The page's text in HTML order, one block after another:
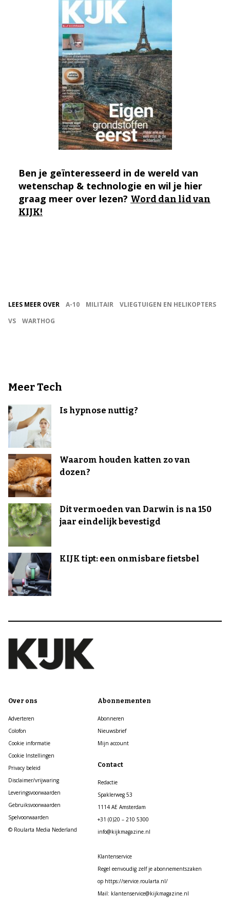
Ben je geïnteresseerd in de wereld van
wetenschap & technologie en wil je hier
graag meer over lezen? Word dan lid van
KIJK!
LEES MEER OVER A-10 MILITAIR
VLIEGTUIGEN EN HELIKOPTERS
VS
WARTHOG
Meer Tech
Is hypnose nuttig?
Waarom houden katten zo van
dozen?
Dit vermoeden van Darwin is na 150
jaar eindelijk bevestigd
KIJK tipt: een onmisbare fietsbel
Over ons
Adverteren
Colofon
Cookie informatie
Cookie Instellingen
Privacy beleid
Disclaimer/vrijwaring
Leveringsvoorwaarden
Gebruiksvoorwaarden
Spelvoorwaarden
© Roularta Media Nederland
Abonnementen
Abonneren
Nieuwsbrief
Mijn account
Contact
Redactie
Spaklerweg 53
1114 AE Amsterdam
+31 (0)20 – 210 5300
info@kijkmagazine.nl
Klantenservice
Regel eenvoudig zelf je abonnementszaken
op https://service.roularta.nl/
Mail: klantenservice@kijkmagazine.nl